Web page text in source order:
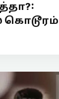
கொடூரம்